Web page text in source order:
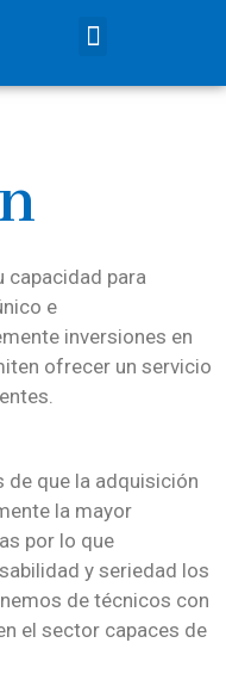
capacidad para
e
inversiones en
ofrecer un servicio
de que la adquisición
la mayor
por lo que
y seriedad los
de técnicos con
el sector capaces de